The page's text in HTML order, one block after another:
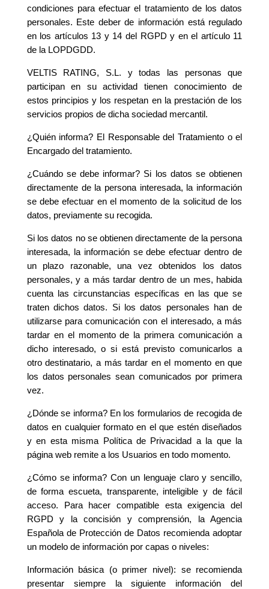
condiciones para efectuar el tratamiento de los datos
personales. Este deber de información está regulado
en los artículos 13 y 14 del RGPD y en el artículo 11
de la LOPDGDD.
VELTIS RATING, S.L. y todas las personas que
participan en su actividad tienen conocimiento de
estos principios y los respetan en la prestación de los
servicios propios de dicha sociedad mercantil.
¿Quién informa? El Responsable del Tratamiento o el
Encargado del tratamiento.
¿Cuándo se debe informar? Si los datos se obtienen
directamente de la persona interesada, la información
se debe efectuar en el momento de la solicitud de los
datos, previamente su recogida.
Si los datos no se obtienen directamente de la persona
interesada, la información se debe efectuar dentro de
un plazo razonable, una vez obtenidos los datos
personales, y a más tardar dentro de un mes, habida
cuenta las circunstancias específicas en las que se
traten dichos datos. Si los datos personales han de
utilizarse para comunicación con el interesado, a más
tardar en el momento de la primera comunicación a
dicho interesado, o si está previsto comunicarlos a
otro destinatario, a más tardar en el momento en que
los datos personales sean comunicados por primera
vez.
¿Dónde se informa? En los formularios de recogida de
datos en cualquier formato en el que estén diseñados
y en esta misma Política de Privacidad a la que la
página web remite a los Usuarios en todo momento.
¿Cómo se informa? Con un lenguaje claro y sencillo,
de forma escueta, transparente, inteligible y de fácil
acceso. Para hacer compatible esta exigencia del
RGPD y la concisión y comprensión, la Agencia
Española de Protección de Datos recomienda adoptar
un modelo de información por capas o niveles:
Información básica (o primer nivel): se recomienda
presentar siempre la siguiente información del